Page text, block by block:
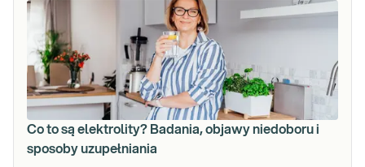
Co to są elektrolity? Badania, objawy niedoboru i
sposoby uzupełniania